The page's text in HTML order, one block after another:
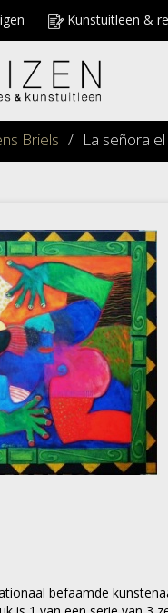
Kunstuitleen &
Briels / La señora
befaamde